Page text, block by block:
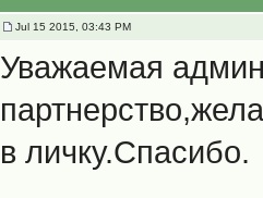
Jul 15 2015, 03:43 PM
Уважаемая
в личку.Спасибо.